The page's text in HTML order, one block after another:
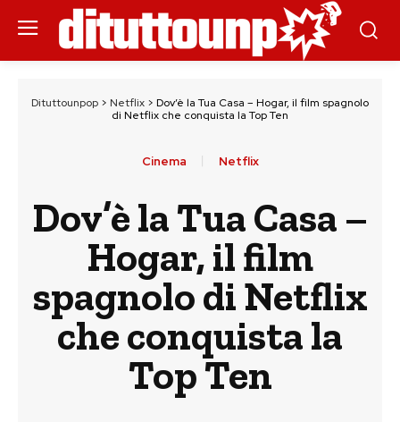
Dituttounpop > Netflix > Dov’è la Tua Casa – Hogar, il film spagnolo
di Netflix che conquista la Top Ten
Cinema Netflix
Dov’è la Tua Casa –
Hogar, il film
spagnolo di Netflix
che conquista la
Top Ten